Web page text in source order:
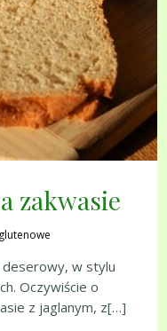
zakwasie
w stylu
Oczywiście o
z jaglanym, z[…]